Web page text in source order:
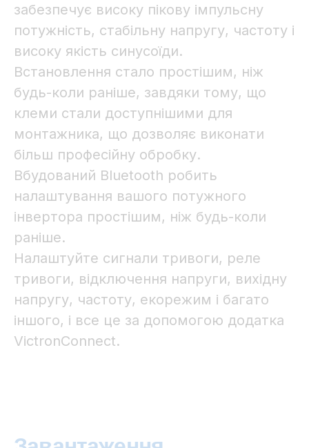
забезпечує високу пікову імпульсну
потужність, стабільну напругу, частоту і
високу якість синусоїди.
Встановлення стало простішим, ніж
будь-коли раніше, завдяки тому, що
клеми стали доступнішими для
монтажника, що дозволяє виконати
більш професійну обробку.
Вбудований Bluetooth робить
налаштування вашого потужного
інвертора простішим, ніж будь-коли
раніше.
Налаштуйте сигнали тривоги, реле
тривоги, відключення напруги, вихідну
напругу, частоту, екорежим і багато
іншого, і все це за допомогою додатка
VictronConnect.